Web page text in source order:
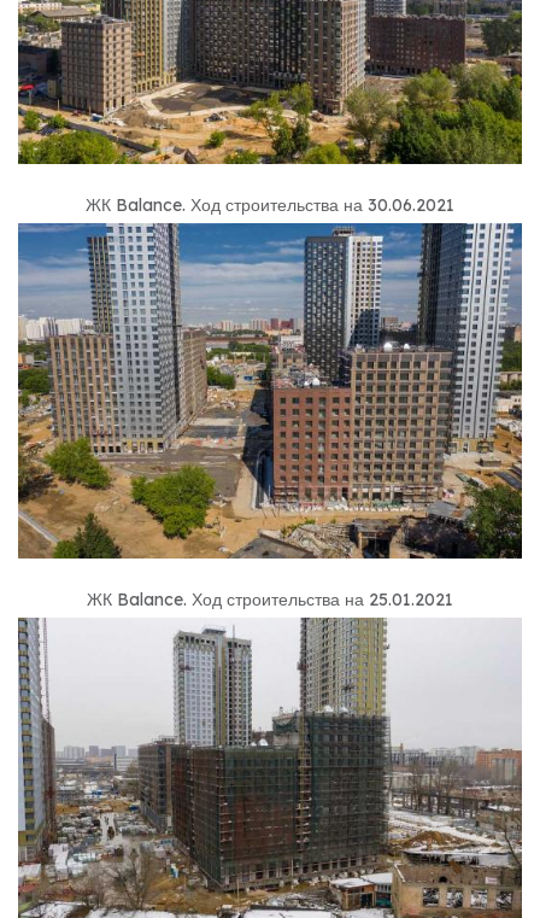
ЖК Balance. Ход строительства на 30.06.2021
ЖК Balance. Ход строительства на 25.01.2021